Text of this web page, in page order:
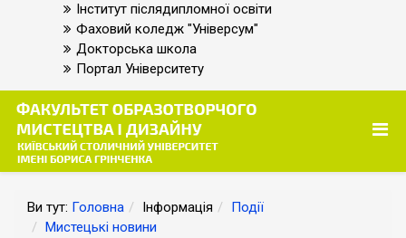
Інститут післядипломної освіти
Фаховий коледж "Універсум"
Докторська школа
Портал Університету
Ви тут: Головна Інформація
Події
Мистецькі новини